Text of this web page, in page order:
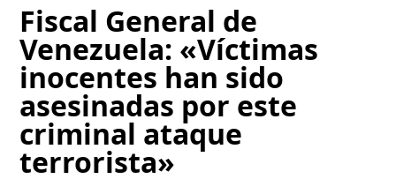
Fiscal General de
Venezuela: «Víctimas
inocentes han sido
asesinadas por este
criminal ataque
terrorista»